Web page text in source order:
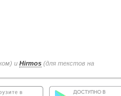
и Hirmos (для текстов на